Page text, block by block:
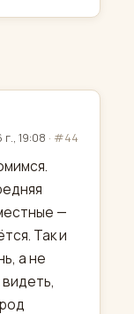
19:08 · #44
—
Так и
а не